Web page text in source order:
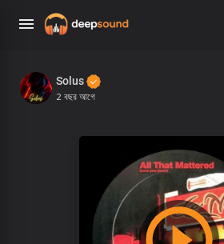
Solus
2 বছর আগে